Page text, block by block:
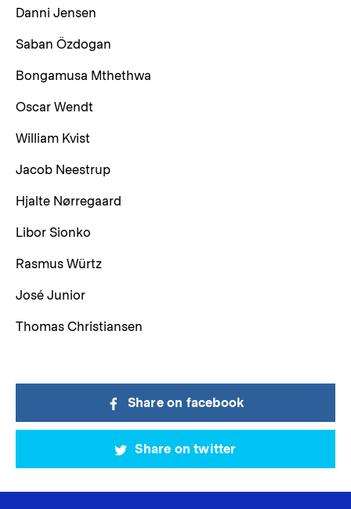
Danni Jensen
Saban Özdogan
Bongamusa Mthethwa
Oscar Wendt
William Kvist
Jacob Neestrup
Hjalte Nørregaard
Libor Sionko
Rasmus Würtz
José Junior
Thomas Christiansen
Share on facebook
Share on twitter